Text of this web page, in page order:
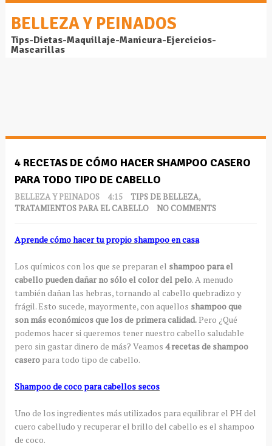
BELLEZA Y PEINADOS
Tips-Dietas-Maquillaje-Manicura-Ejercicios-
Mascarillas
4 RECETAS DE CÓMO HACER SHAMPOO CASERO
PARA TODO TIPO DE CABELLO
BELLEZA Y PEINADOS 4:15 TIPS DE BELLEZA,
TRATAMIENTOS PARA EL CABELLO
NO COMMENTS
Aprende cómo hacer tu propio shampoo en casa
Los químicos con los que se preparan el shampoo para el
cabello pueden dañar no sólo el color del pelo. A menudo
también dañan las hebras, tornando al cabello quebradizo y
frágil. Esto sucede, mayormente, con aquellos shampoo que
son más económicos que los de primera calidad.Pero ¿Qué
podemos hacer si queremos tener nuestro cabello saludable
pero sin gastar dinero de más? Veamos 4 recetas de shampoo
casero para todo tipo de cabello.
Shampoo de coco para cabellos secos
Uno de los ingredientes más utilizados para equilibrar el PH del
cuero cabelludo y recuperar el brillo del cabello es el shampoo
de coco.